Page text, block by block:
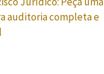
auditoria completa e